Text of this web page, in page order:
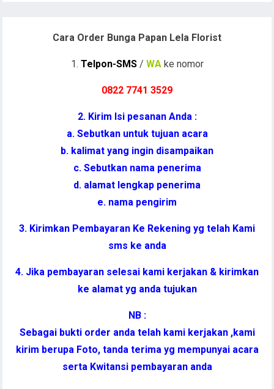
Cara Order Bunga Papan Lela Florist
1. Telpon-SMS/ WAke nomor
0822 7741 3529
2. Kirim Isi pesanan Anda :
a. Sebutkan untuk tujuan acara
b. kalimat yang ingin disampaikan
c. Sebutkan nama penerima
d. alamat lengkap penerima
e. nama pengirim
3. Kirimkan Pembayaran Ke Rekening yg telah Kami
sms ke anda
4. Jika pembayaran selesai kami kerjakan & kirimkan
ke alamat yg anda tujukan
NB :
Sebagai bukti order anda telah kami kerjakan ,kami
kirim berupa Foto, tanda terima yg mempunyai acara
serta Kwitansi pembayaran anda